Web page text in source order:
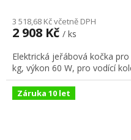
3 518,68 Kč včetně DPH
2 908 Kč / ks
Elektrická jeřábová kočka
kg, výkon 60 W, pro vodící
Záruka 10 let